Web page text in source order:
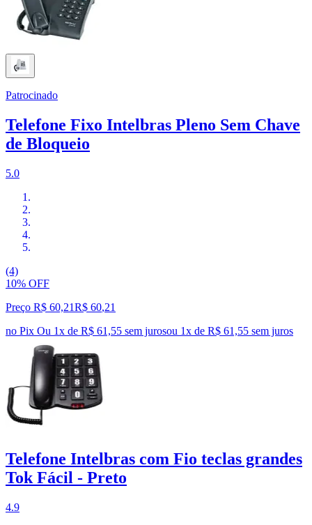
Patrocinado
Telefone Fixo Intelbras Pleno Sem Chave
de Bloqueio
5.0
(4)
10% OFF
Preço R$ 60,21R$ 60,21
no Pix Ou 1x de R$ 61,55 sem jurosou 1x de R$ 61,55 sem juros
Telefone Intelbras com Fio teclas grandes
Tok Fácil - Preto
4.9